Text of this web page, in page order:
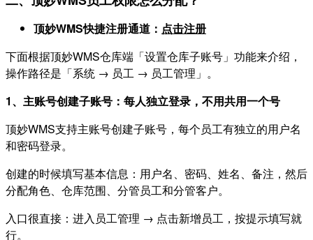
顶妙WMS快捷注册通道： 点击注册
下面根据顶妙WMS仓库端「设置仓库子账号」功能来介绍，
操作路径是「系统 → 员工 → 员工管理」。
1、主账号创建子账号：每人独立登录，不用共用一个号
顶妙WMS支持主账号创建子账号，每个员工有独立的用户名
和密码登录。
创建的时候填写基本信息：用户名、密码、姓名、备注，然后
分配角色、仓库范围、分管员工和分管客户。
入口很直接：进入员工管理 → 点击新增员工，按提示填写就
行。